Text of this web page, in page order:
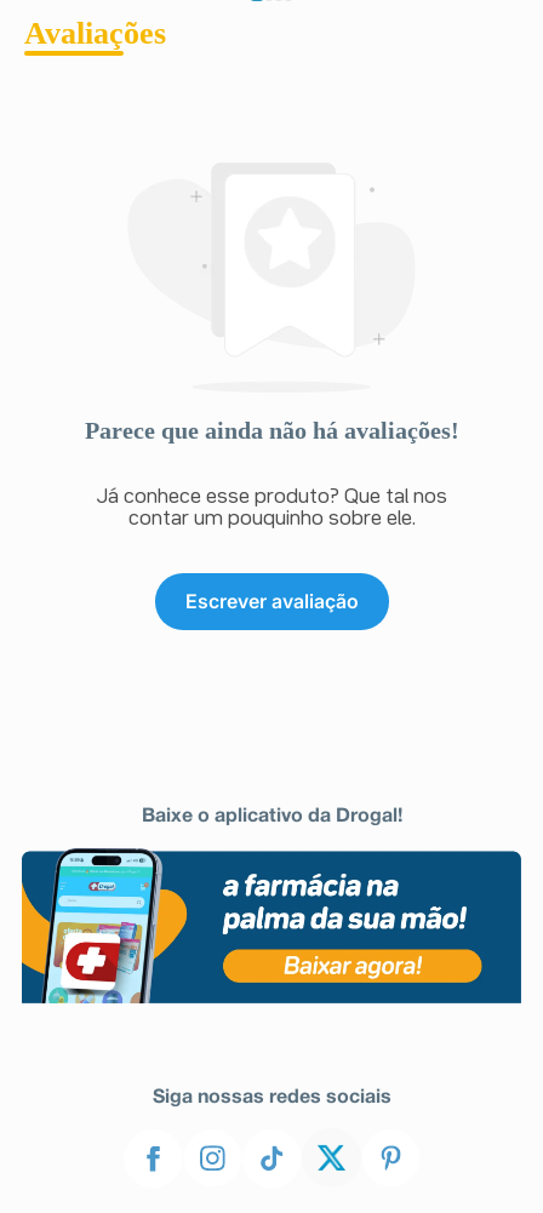
massa muscular; osteoporose necrose asséptica da
cabeça umeral e femoral; fratura patológica de ossos
incidência definida: arritmias (taquicardia ou
perda ou alteração do paladar; alteração do olfato;
sonolência.
Apesar de nem todos estes efeitos colaterais
ocorrerem, você deve procurar atendimento médico
farmacêutico o aparecimento de reações
indesejáveis pelo uso do medicamento. Informe
também à empresa através do seu serviço de
Avaliações
Parece que ainda não há avaliações!
Já conhece esse produto? Que tal nos
contar um pouquinho sobre ele.
Escrever avaliação
Baixe o aplicativo da Drogal!
Siga nossas redes sociais